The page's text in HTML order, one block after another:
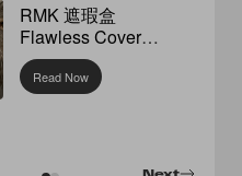
RMK 遮瑕盒
Flawless Cover
Concealer
Read Now